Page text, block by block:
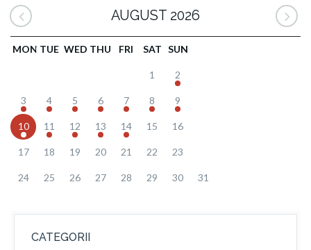
AUGUST 2026
MON TUE WED THU FRI SAT SUN
1 2
3 4 5 6 7 8 9
10 11 12 13 14 15 16
17 18 19 20 21 22 23
24 25 26 27 28 29 30 31
CATEGORII